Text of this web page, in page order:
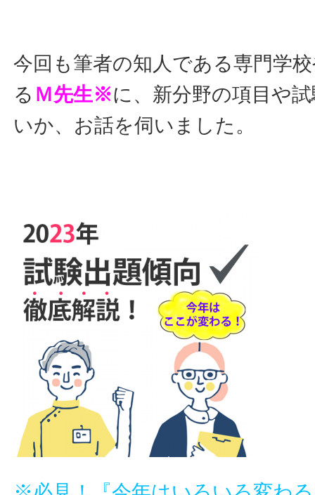
今回も筆者の知人である専門学
る Ｍ先生※に、新分野の項目や
いか、お話を伺いました。